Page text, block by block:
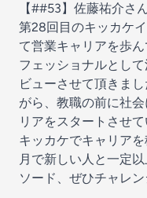
【##53】佐藤祐介さ
第28回目のキッカケ
て営業キャリアを歩
フェッショナルとし
ビューさせて頂きま
がら、教職の前に社
リアをスタートさせ
キッカケでキャリア
月で新しい人と一定
ソード、ぜひチャレ